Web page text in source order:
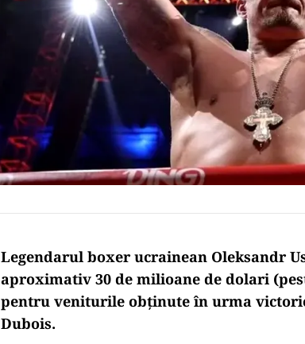
Legendarul boxer ucrainean Oleksandr
aproximativ 30 de milioane de dolari
pentru veniturile obținute în urma
Dubois.